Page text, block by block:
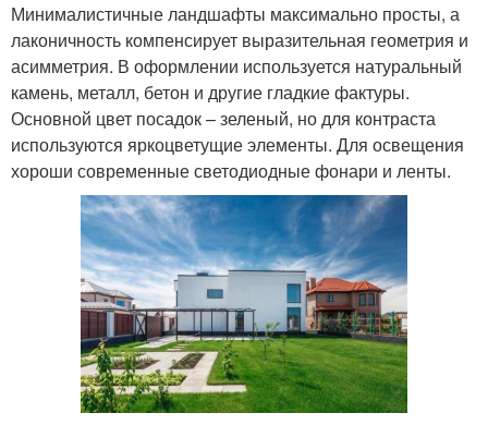
Минималистичные ландшафты максимально просты, а
лаконичность компенсирует выразительная геометрия и
асимметрия. В оформлении используется натуральный
камень, металл, бетон и другие гладкие фактуры.
Основной цвет посадок – зеленый, но для контраста
используются яркоцветущие элементы. Для освещения
хороши современные светодиодные фонари и ленты.